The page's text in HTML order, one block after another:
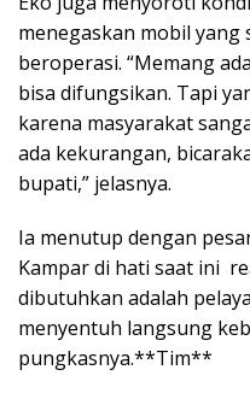
menegaskan mobil yang
beroperasi. “Memang
bisa difungsikan. Tapi
karena masyarakat
ada kekurangan,
bupati,” jelasnya.
Ia menutup dengan
Kampar di hati saat ini
dibutuhkan adalah
menyentuh langsung
pungkasnya.**Tim**